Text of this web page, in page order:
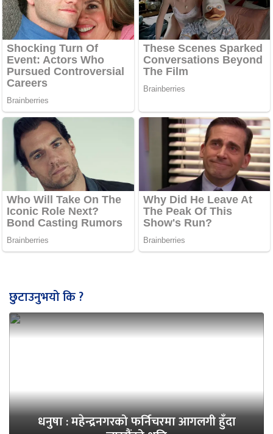
छुटाउनुभयो कि ?
धनुषा : महेन्द्रनगरको फर्निचरमा आगलगी हुँदा